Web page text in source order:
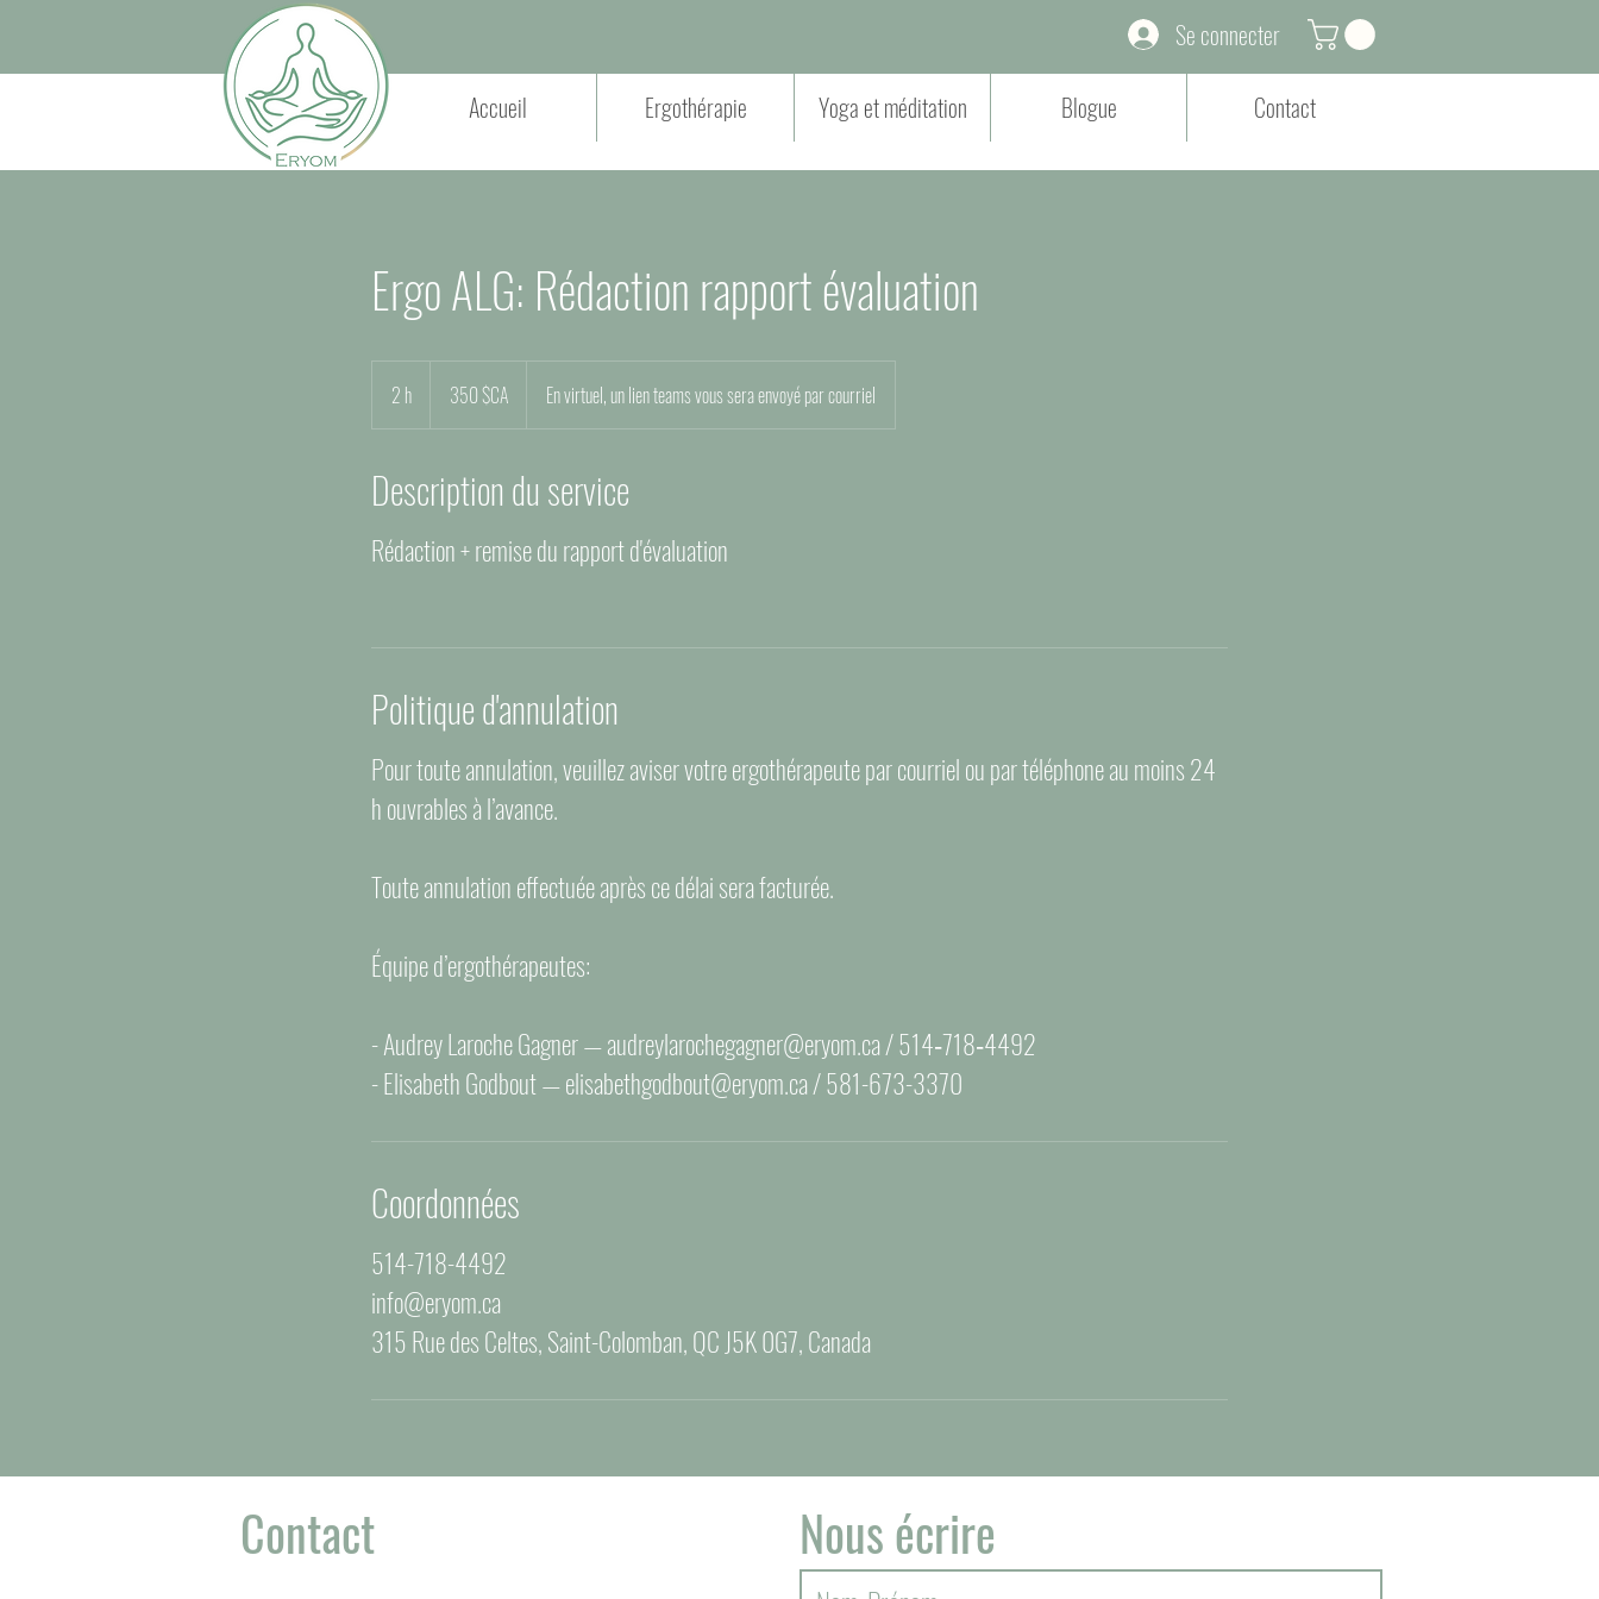
Se connecter
Accueil Ergothérapie Yoga et méditation Blogue Contact
Ergo ALG: Rédaction rapport évaluation
2 h
canadiens
350 $CA En virtuel, un lien teams vous sera envoyé par courriel
Description du service
Rédaction + remise du rapport d'évaluation
Politique d'annulation
Pour toute annulation, veuillez aviser votre ergothérapeute par courriel ou par téléphone au moins 24
h ouvrables à l’avance.
Toute annulation effectuée après ce délai sera facturée.
Équipe d’ergothérapeutes:
- Audrey Laroche Gagner — audreylarochegagner@eryom.ca / 514‑718‑4492
Coordonnées
514-718-4492
info@eryom.ca
315 Rue des Celtes, Saint-Colomban, QC J5K 0G7, Canada
Contact Nous écrire